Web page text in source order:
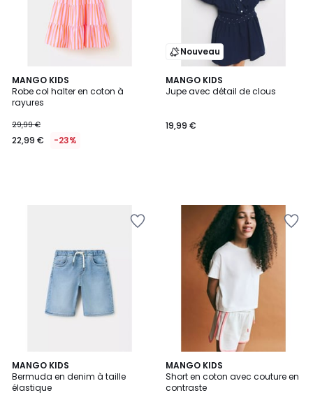
MANGO KIDS
Robe col halter en coton à
rayures
29,99 €
22,99 € -23%
Nouveau
MANGO KIDS
Jupe avec détail de clous
19,99 €
MANGO KIDS
Bermuda en denim à taille
élastique
3
Couleurs
MANGO KIDS
Short en coton avec couture en
contraste